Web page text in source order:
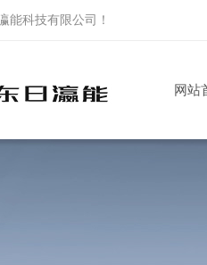
能科技有限公司 ！
网站